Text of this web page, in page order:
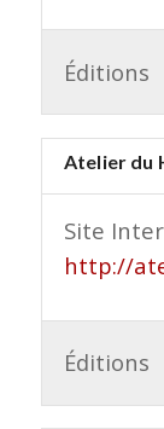
Éditions
Atelier du
Site
http://
Éditions